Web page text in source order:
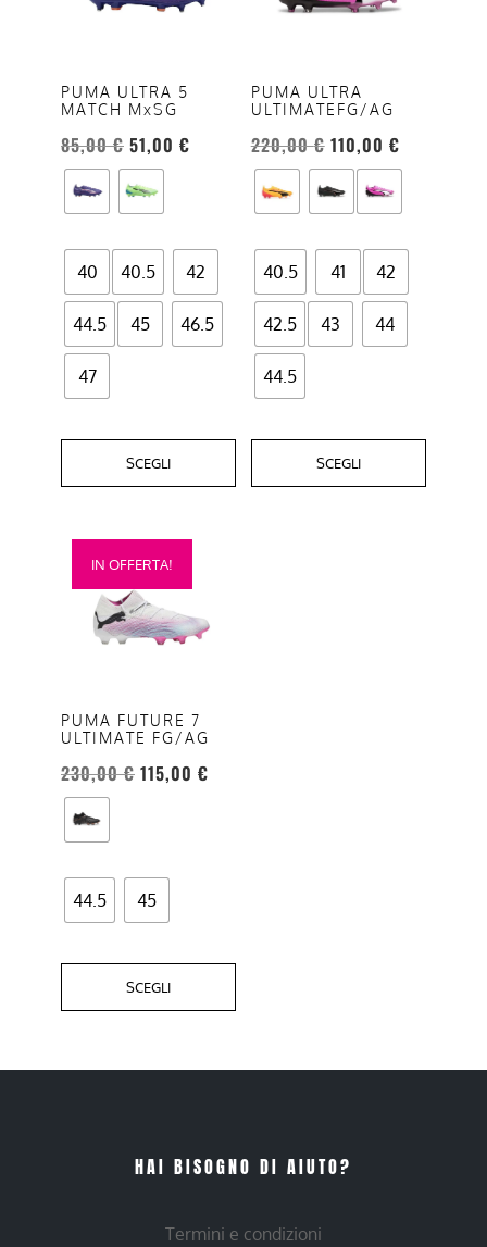
PUMA ULTRA 5
MATCH MxSG
85,00€ 51,00 €
40 40.5 42
44.5 45 46.5
47
SCEGLI
opzioni
possono
essere
scelte
nella
del
prodotto
PUMA ULTRA
ULTIMATEFG/AG
220,00€ 110,00 €
40.5 41 42
42.5 43 44
44.5
SCEGLI
opzioni
possono
essere
scelte
nella
del
prodotto
IN OFFERTA!
PUMA FUTURE 7
ULTIMATE FG/AG
230,00€ 115,00 €
44.5 45
SCEGLI
Questo
prodotto
opzioni
possono
essere
scelte
nella
del
prodotto
HAI BISOGNO DI AIUTO?
Termini e condizioni